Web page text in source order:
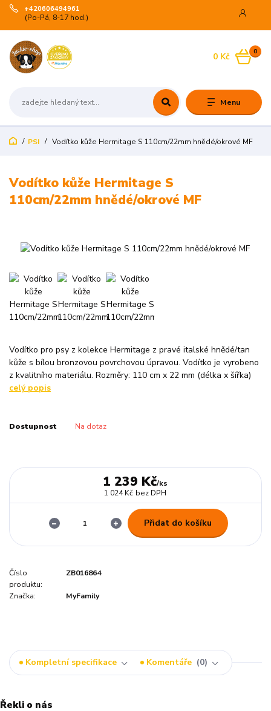
Menu
+420606494961
(Po-Pá, 8-17 hod.)
0
0 Kč
PSI Vodítko kůže Hermitage S 110cm/22mm hnědé/okrové MF
Vodítko kůže Hermitage S
110cm/22mm hnědé/okrové MF
Vodítko pro psy z kolekce Hermitage z pravé italské hnědé/tan
kůže s bílou bronzovou povrchovou úpravou. Vodítko je vyrobeno
z kvalitního materiálu. Rozměry: 110 cm x 22 mm (délka x šířka)
celý popis
Dostupnost Na dotaz
1 239 Kč/ks
1 024 Kč bez DPH
Přidat do košíku
Číslo
produktu:
ZB016864
Značka: MyFamily
Kompletní specifikace Komentáře 0
Řekli o nás